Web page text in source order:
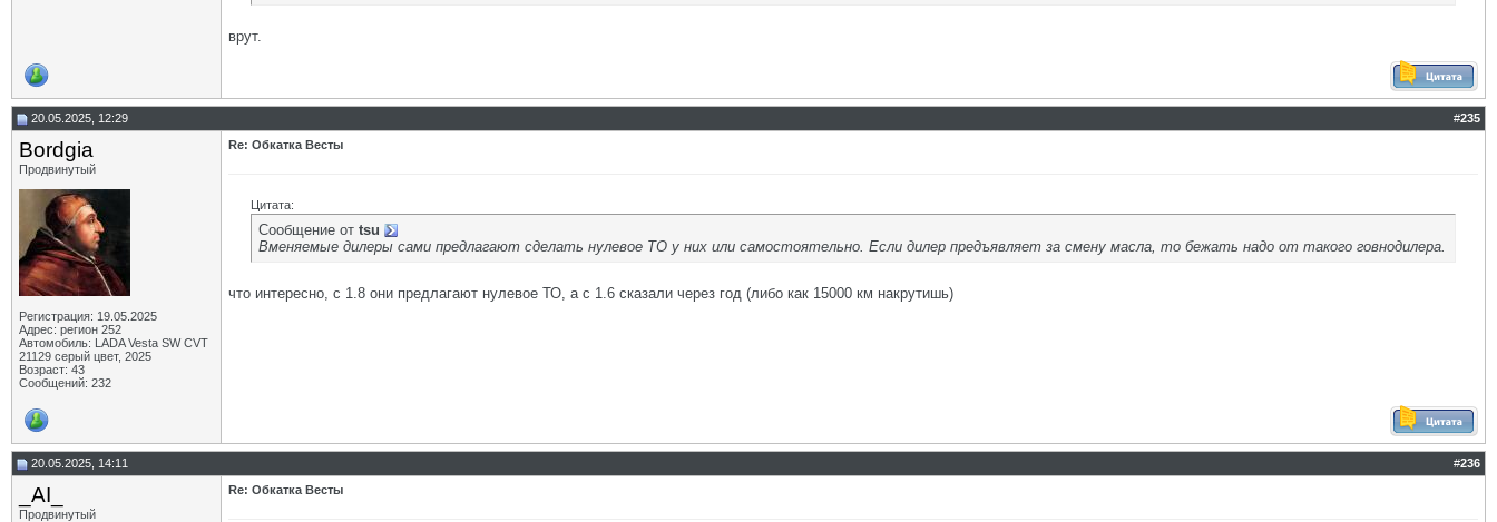
врут.
20.05.2025, 12:29 #235
Bordgia
Продвинутый
Регистрация: 19.05.2025
Адрес: регион 252
Автомобиль: LADA Vesta SW CVT
21129 серый цвет, 2025
Возраст: 43
Сообщений: 232
Re: Обкатка Весты
Цитата:
Сообщение от tsu
Вменяемые дилеры сами предлагают сделать нулевое ТО у них или самостоятельно. Если дилер предъявляет за смену масла, то бежать надо от такого говнодилера.
что интересно, с 1.8 они предлагают нулевое ТО, а с 1.6 сказали через год (либо как 15000 км накрутишь)
20.05.2025, 14:11 #236
_AI_
Продвинутый
Re: Обкатка Весты